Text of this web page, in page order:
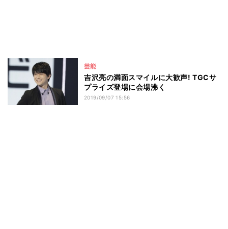
芸能
吉沢亮の満面スマイルに大歓声! TGCサ
プライズ登場に会場沸く
2019/09/07 15:56